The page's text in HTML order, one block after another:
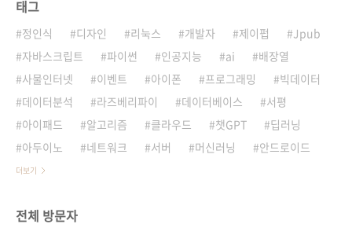
태그
정인식 디자인 리눅스 개발자 제이펍
Jpub
자바스크립트
파이썬 인공지능 ai
배장열
사물인터넷
이벤트 아이폰 프로그래밍
빅데이터
데이터분석
라즈베리파이 데이터베이스
서평
아이패드
알고리즘 클라우드 챗GPT
딥러닝
아두이노
네트워크 서버 머신러닝 안드로이드
더보기
전체 방문자